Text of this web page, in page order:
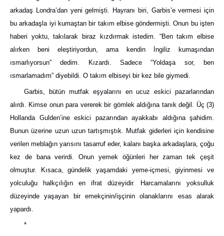
arkadaş Londra’dan yeni gelmişti. Hayranı biri, Garbis’e vermesi için
bu arkadaşla iyi kumaştan bir takım elbise göndermişti. Onun bu işten
haberi yoktu, takılarak biraz kızdırmak istedim. “Ben takım elbise
alırken beni eleştiriyordun, ama kendin İngiliz kumaşından
ısmarlıyorsun” dedim. Kızardı. Sadece “Yoldaşa sor, ben
ısmarlamadım” diyebildi. O takım elbiseyi bir kez bile giymedi.
Garbis, bütün mutfak eşyalarını en ucuz eskici pazarlarından
alırdı. Kimse onun para vererek bir gömlek aldığına tanık değil. Üç (3)
Hollanda Gulden’ine eskici pazarından ayakkabı aldığına şahidim.
Bunun üzerine uzun uzun tartışmıştık. Mutfak giderleri için kendisine
verilen meblağın yarısını tasarruf eder, kalanı başka arkadaşlara, çoğu
kez de bana verirdi. Onun yemek öğünleri her zaman tek çeşit
olmuştur. Kısaca, gündelik yaşamdaki yeme-içmesi, giyinmesi ve
yolculuğu halkçılığın en ifrat düzeyidir. Harcamalarını yoksulluk
düzeyinde yaşayan bir emekçinin/işçinin olanaklarını esas alarak
yapardı.
*